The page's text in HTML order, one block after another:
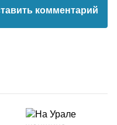
комментарий